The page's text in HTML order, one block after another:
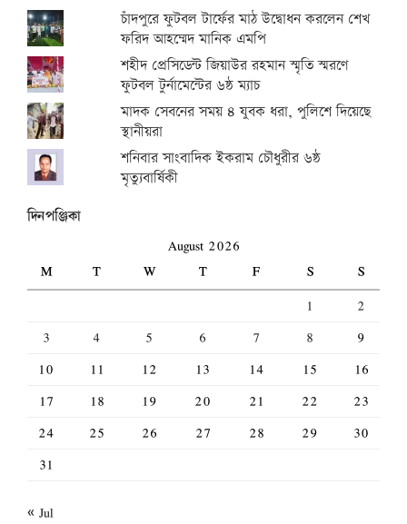
চাঁদপুরে ফুটবল টার্ফের মাঠ উদ্বোধন করলেন শেখ
ফরিদ আহম্মেদ মানিক এমপি
শহীদ প্রেসিডেন্ট জিয়াউর রহমান স্মৃতি স্মরণে
ফুটবল টুর্নামেন্টের ৬ষ্ঠ ম্যাচ
মাদক সেবনের সময় ৪ যুবক ধরা, পুলিশে দিয়েছে
স্থানীয়রা
শনিবার সাংবাদিক ইকরাম চৌধুরীর ৬ষ্ঠ
মৃত্যুবার্ষিকী
দিনপঞ্জিকা
August 2026
M
T W T F S
S
1
2
3
4 5 6 7 8
9
10
11 12 13 14 15
16
17
18 19 20 21 22
23
24
25 26 27 28 29
30
31
« Jul